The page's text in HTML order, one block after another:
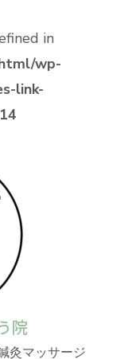
in
wp-
link-
院
灸マッサージ